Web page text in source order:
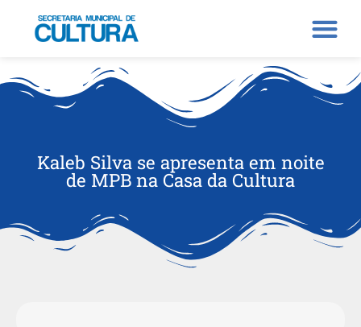
Kaleb Silva se apresenta em noite
de MPB na Casa da Cultura